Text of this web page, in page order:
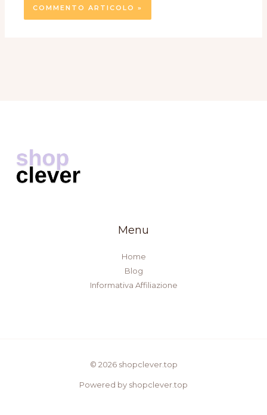
Menu
Home
Blog
Informativa Affiliazione
© 2026 shopclever.top
Powered by shopclever.top